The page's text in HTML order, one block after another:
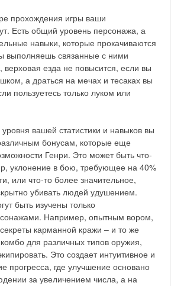
прохождения игры ваши
Есть общий уровень персонажа, а
навыки, которые прокачиваются
выполняешь связанные с ними
езда не повысится, если вы
а драться на мечах и тесаках вы
пользуетесь только луком или
вашей статистики и навыков вы
бонусам, которые еще
Генри. Это может быть что-
уклонение в бою, требующее на 40%
или что-то более значительное,
убивать людей удушением.
быть изучены только
Например, опытным вором,
карманной кражи – и то же
для различных типов оружия,
Это создает интуитивное и
прогресса, где улучшение основано
за увеличением числа, а на